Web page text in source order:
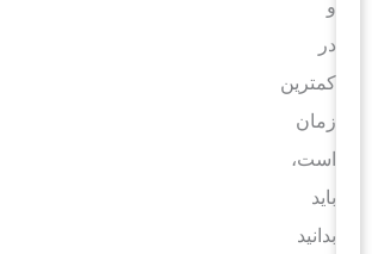
کمترین
زمان
است،
بدانید